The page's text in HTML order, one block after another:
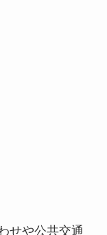
せや公共交通